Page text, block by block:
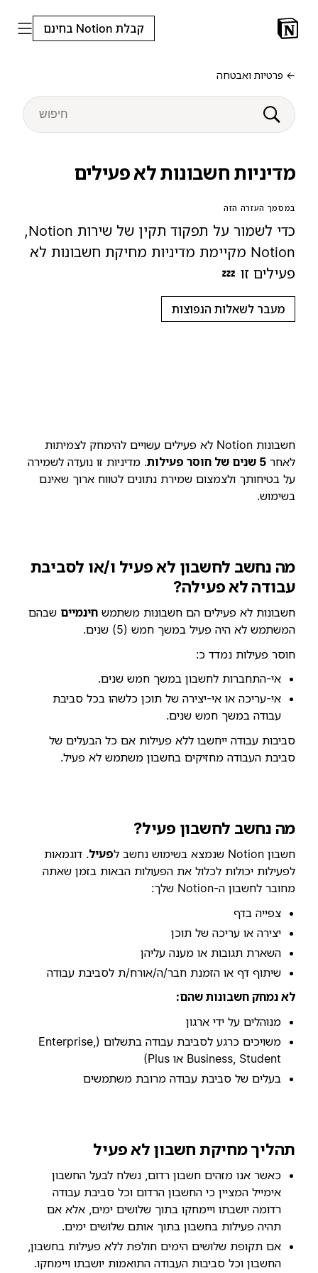
קבלת Notion בחינם
← פרטיות ואבטחה
מדיניות חשבונות לא פעילים
במסמך העזרה הזה
כדי לשמור על תפקוד תקין של שירות Notion,‏
Notion מקיימת מדיניות מחיקת חשבונות לא
פעילים זו 💤
מעבר לשאלות הנפוצות
חשבונות Notion לא פעילים עשויים להימחק לצמיתות
לאחר 5 שנים של חוסר פעילות
. מדיניות זו נועדה לשמירה
על בטיחותך ולצמצום שמירת נתונים לטווח ארוך שאינם
בשימוש.
מה נחשב לחשבון לא פעיל ו/או לסביבת
עבודה לא פעילה?
חשבונות לא פעילים הם חשבונות משתמש חינמיים שבהם
המשתמש לא היה פעיל במשך חמש (5) שנים.
חוסר פעילות נמדד כ:
אי-התחברות לחשבון במשך חמש שנים.
אי-עריכה או אי-יצירה של תוכן כלשהו בכל סביבת
עבודה במשך חמש שנים.
סביבות עבודה ייחשבו ללא פעילות אם כל הבעלים של
סביבת העבודה מחזיקים בחשבון משתמש לא פעיל.
מה נחשב לחשבון פעיל?
חשבון Notion שנמצא בשימוש נחשב ל פעיל. דוגמאות
לפעילות יכולות לכלול את הפעולות הבאות בזמן שאתה
מחובר לחשבון ה-Notion שלך:
צפייה בדף
יצירה או עריכה של תוכן
השארת תגובות או מענה עליהן
שיתוף דף או הזמנת חבר/ה/אורח/ת לסביבת עבודה
לא נמחק חשבונות שהם:
מנוהלים על ידי ארגון
משויכים כרגע לסביבת עבודה בתשלום (Enterprise,
Business, Student או Plus)
בעלים של סביבת עבודה מרובת משתמשים
תהליך מחיקת חשבון לא פעיל
כאשר אנו מזהים חשבון רדום, נשלח לבעל החשבון
אימייל המציין כי החשבון הרדום וכל סביבת עבודה
רדומה יושבתו ויימחקו בתוך שלושים ימים, אלא אם
תהיה פעילות בחשבון בתוך אותם שלושים ימים.
אם תקופת שלושים הימים חולפת ללא פעילות בחשבון,
החשבון וכל סביבות העבודה התואמות יושבתו ויימחקו.